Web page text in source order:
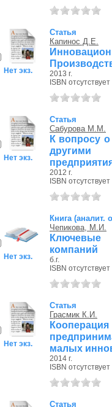
Нет экз.
Статья
Капинос Д.Е.
2013 г.
ISBN отсутствует
Нет экз.
Статья
Сабурова М.М.
К вопросу
другими
2012 г.
ISBN отсутствует
Нет экз.
Книга (аналит.
Чепикова, М.И.
Ключевые
компаний
б.г.
ISBN отсутствует
Нет экз.
Статья
Грасмик К.И.
малых
2014 г.
ISBN отсутствует
Статья